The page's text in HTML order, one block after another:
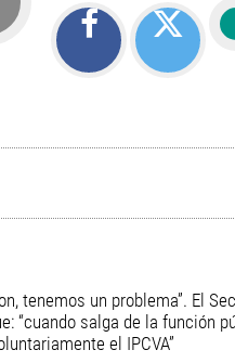
tenemos un problema”. El
“cuando salga de la función
el IPCVA”